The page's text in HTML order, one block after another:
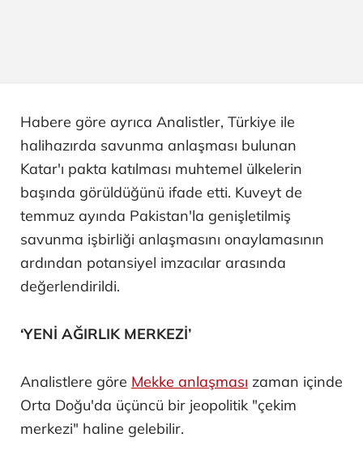
Habere göre ayrıca Analistler, Türkiye ile
halihazırda savunma anlaşması bulunan
Katar'ı pakta katılması muhtemel ülkelerin
başında görüldüğünü ifade etti. Kuveyt de
temmuz ayında Pakistan'la genişletilmiş
savunma işbirliği anlaşmasını onaylamasının
ardından potansiyel imzacılar arasında
değerlendirildi.
‘YENİ AĞIRLIK MERKEZİ’
Analistlere göre Mekke anlaşması zaman içinde
Orta Doğu'da üçüncü bir jeopolitik "çekim
merkezi" haline gelebilir.